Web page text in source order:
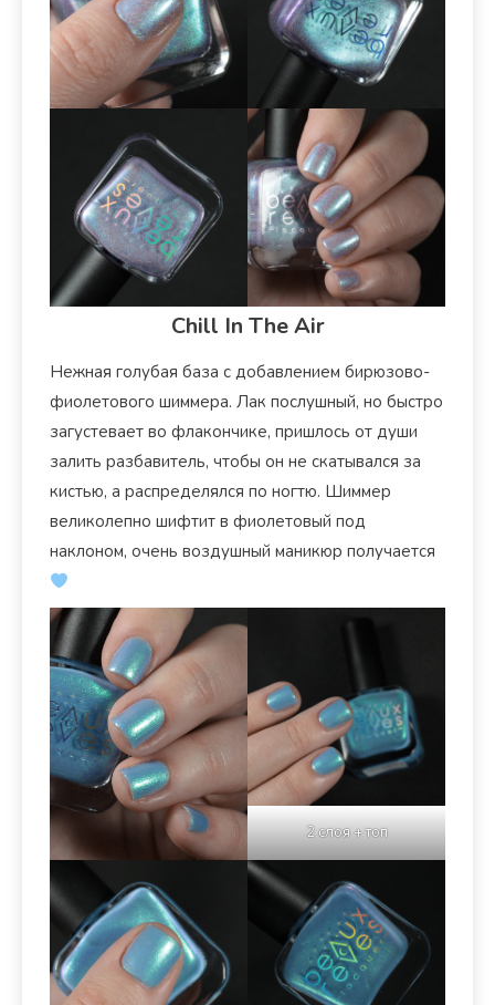
Chill In The Air
Нежная голубая база с добавлением бирюзово-
фиолетового шиммера. Лак послушный, но быстро
загустевает во флакончике, пришлось от души
залить разбавитель, чтобы он не скатывался за
кистью, а распределялся по ногтю. Шиммер
великолепно шифтит в фиолетовый под
наклоном, очень воздушный маникюр получается
2 слоя + топ